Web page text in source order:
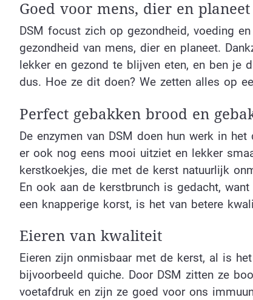
Goed voor mens, dier en planeet
DSM focust zich op gezondheid, voeding
gezondheid van mens, dier en planeet.
lekker en gezond te blijven eten, en ben je
dus. Hoe ze dit doen? We zetten alles op
Perfect gebakken brood en
De enzymen van DSM doen hun werk in
er ook nog eens mooi uitziet en lekker
kerstkoekjes, die met de kerst natuurlijk
En ook aan de kerstbrunch is gedacht,
een knapperige korst, is het van betere
Eieren van kwaliteit
Eieren zijn onmisbaar met de kerst, al is
bijvoorbeeld quiche. Door DSM zitten ze
voetafdruk en zijn ze goed voor ons